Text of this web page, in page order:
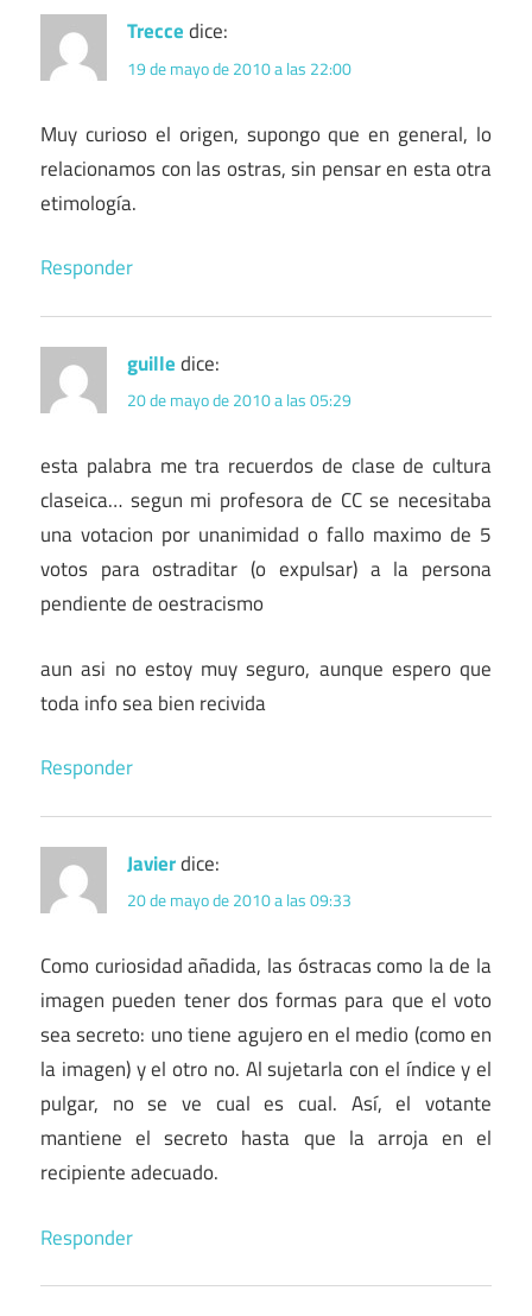
Treccedice:
19 de mayo de 2010 a las 22:00
Muy curioso el origen, supongo que en general, lo
relacionamos con las ostras, sin pensar en esta otra
etimología.
Responder
guilledice:
20 de mayo de 2010 a las 05:29
esta palabra me tra recuerdos de clase de cultura
claseica… segun mi profesora de CC se necesitaba
una votacion por unanimidad o fallo maximo de 5
votos para ostraditar (o expulsar) a la persona
pendiente de oestracismo
aun asi no estoy muy seguro, aunque espero que
toda info sea bien recivida
Responder
Javierdice:
20 de mayo de 2010 a las 09:33
Como curiosidad añadida, las óstracas como la de la
imagen pueden tener dos formas para que el voto
sea secreto: uno tiene agujero en el medio (como en
la imagen) y el otro no. Al sujetarla con el índice y el
pulgar, no se ve cual es cual. Así, el votante
mantiene el secreto hasta que la arroja en el
recipiente adecuado.
Responder